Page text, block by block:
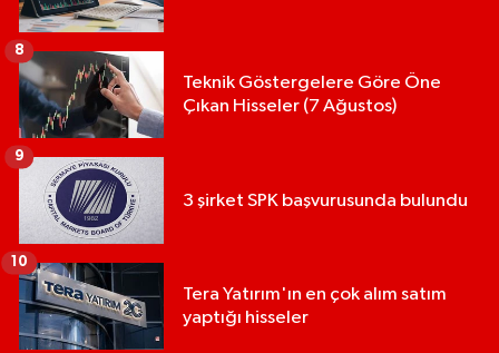
Teknik Göstergelere Göre Öne
Çıkan Hisseler (7 Ağustos)
8
3 şirket SPK başvurusunda bulundu
9
Tera Yatırım'ın en çok alım satım
yaptığı hisseler
10